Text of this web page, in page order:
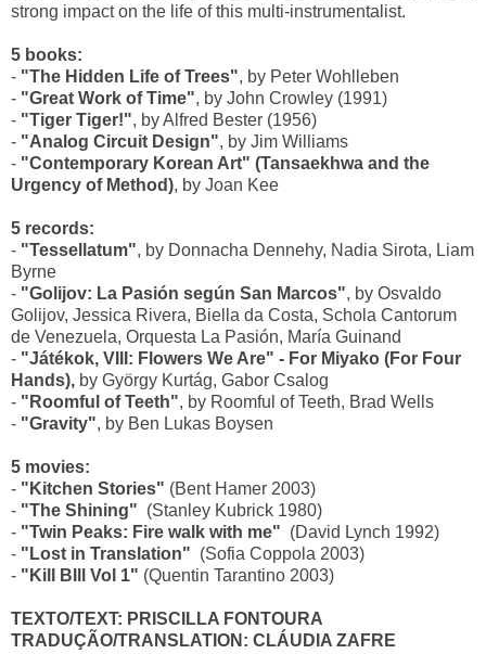
strong impact on the life of this multi-instrumentalist.
5 books:
- "The Hidden Life of Trees", by Peter Wohlleben
- "Great Work of Time", by John Crowley (1991)
- "Tiger Tiger!", by Alfred Bester (1956)
- "Analog Circuit Design", by Jim Williams
- "Contemporary Korean Art" (Tansaekhwa and the
Urgency of Method), by Joan Kee
5 records:
- "Tessellatum", by Donnacha Dennehy, Nadia Sirota, Liam
Byrne
- "Golijov: La Pasión según San Marcos", by Osvaldo
Golijov, Jessica Rivera, Biella da Costa, Schola Cantorum
de Venezuela, Orquesta La Pasión, María Guinand
- "Játékok, VIII: Flowers We Are" - For Miyako (For Four
Hands), by György Kurtág, Gabor Csalog
- "Roomful of Teeth", by Roomful of Teeth, Brad Wells
- "Gravity", by Ben Lukas Boysen
5 movies:
- "Kitchen Stories" (Bent Hamer 2003)
- "The Shining" (Stanley Kubrick 1980)
- "Twin Peaks: Fire walk with me" (David Lynch 1992)
- "Lost in Translation" (Sofia Coppola 2003)
- "Kill BIll Vol 1" (Quentin Tarantino 2003)
TEXTO/TEXT: PRISCILLA FONTOURA
TRADUÇÃO/TRANSLATION: CLÁUDIA ZAFRE